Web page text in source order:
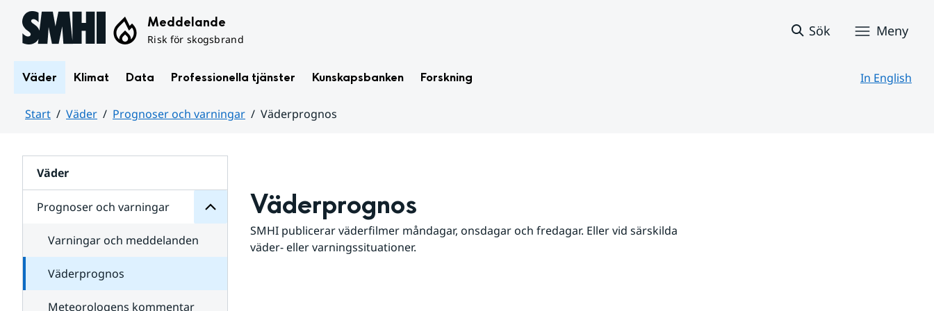
Hoppa till sidans innehåll Meddelande
Risk för skogsbrand
Sök Meny
Väder Klimat Data Professionella tjänster Kunskapsbanken Forskning In English
Start Väder Prognoser och varningar
Väderprognos
Väder
Prognoser och varningar
för
varningar
Varningar och meddelanden
Väderprognos
Meteorologens kommentar
Väderprognos
SMHI publicerar väderfilmer måndagar, onsdagar och fredagar. Eller vid särskilda
väder- eller varningssituationer.